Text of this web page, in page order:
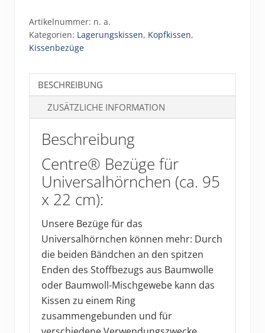
(ca.
95
22
cm)
Menge
Artikelnummer: n. a.
Kategorien: Lagerungskissen, Kopfkissen,
Kissenbezüge
BESCHREIBUNG
ZUSÄTZLICHE INFORMATION
Beschreibung
Centre® Bezüge für
Universalhörnchen (ca. 95
x 22 cm):
Unsere Bezüge für das
Universalhörnchen können mehr: Durch
die beiden Bändchen an den spitzen
Enden des Stoffbezugs aus Baumwolle
oder Baumwoll-Mischgewebe kann das
Kissen zu einem Ring
zusammengebunden und für